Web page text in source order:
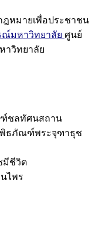
ฎหมายเพื่อประชาชน
ณ์มหาวิทยาลัย ศูนย์
าวิทยาลัย
ชลทัศนสถาน
ธภัณฑ์พระจุฑาธุช
ชีวิต
ไพร